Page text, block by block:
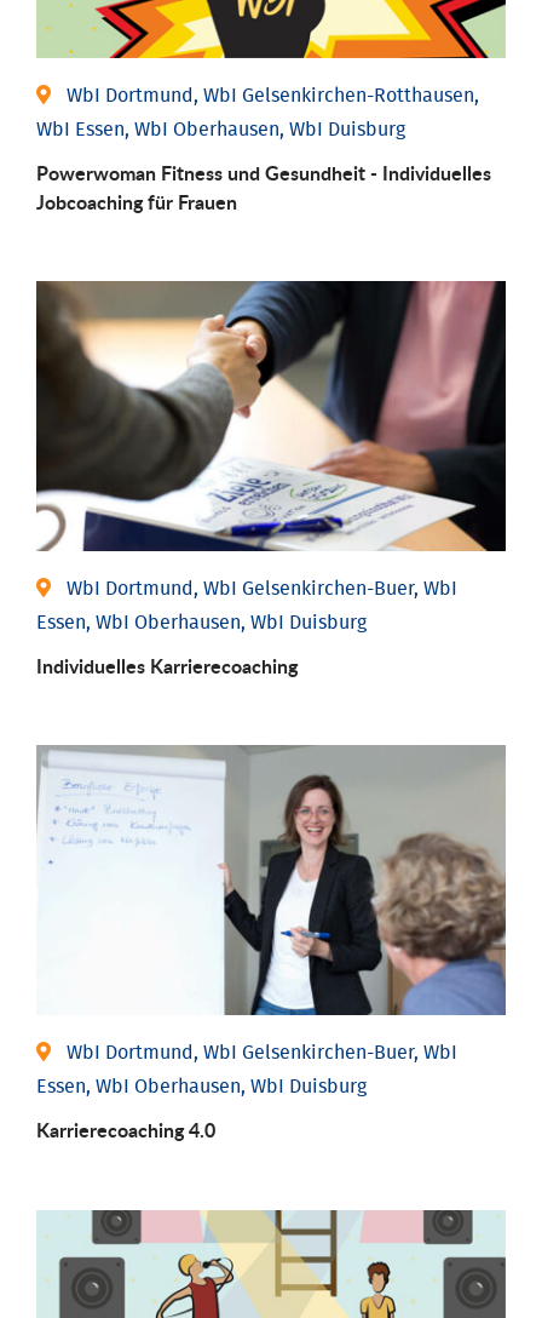
WbI Dortmund, WbI Gelsenkirchen-Rotthausen,
WbI Essen, WbI Oberhausen, WbI Duisburg
Powerwoman Fitness und Gesund­heit - Individu­elles
Job­coaching für Frauen
WbI Dortmund, WbI Gelsenkirchen-Buer, WbI
Essen, WbI Oberhausen, WbI Duisburg
Individu­elles Karrierecoaching
WbI Dortmund, WbI Gelsenkirchen-Buer, WbI
Essen, WbI Oberhausen, WbI Duisburg
Karriere­coaching 4.0